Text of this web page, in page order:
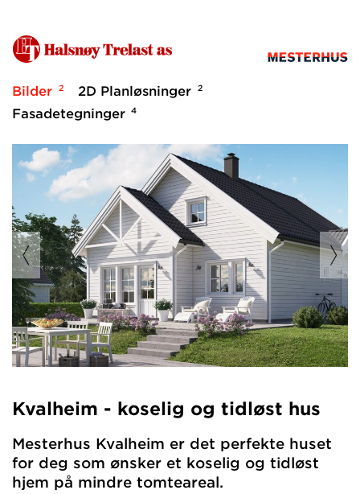
Bilder 2 2D Planløsninger 2
Fasadetegninger 4
Kvalheim - koselig og tidløst hus
Mesterhus Kvalheim er det perfekte huset
for deg som ønsker et koselig og tidløst
hjem på mindre tomteareal.